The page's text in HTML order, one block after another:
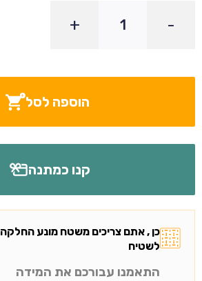
-
+
קנו כמתנה
הוספה לסל
כן , אתם צריכים משטח מונע החלקה
לשטיח
התאמנו עבורכם את המידה